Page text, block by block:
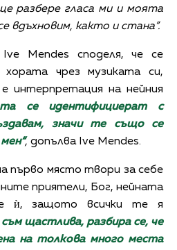
разбере гласа ми и моята
вдъхновим, както и стана”.
Ive Mendes споделя, че се
хората чрез музиката си,
интерпретация на нейния
се идентифициерат с
значи те също се
, допълва Ive Mendes.
първо място твори за себе
приятели, Бог, нейната
ѝ, защото всички те я
щастлива, разбира се, че
на толкова много места